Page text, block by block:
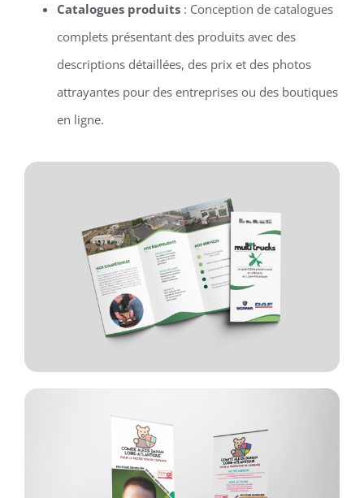
Catalogues produits: Conception de catalogues
complets présentant des produits avec des
descriptions détaillées, des prix et des photos
attrayantes pour des entreprises ou des boutiques
en ligne.